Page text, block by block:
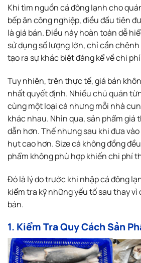
Khi tìm nguồn cá đông lạnh cho
bếp ăn công nghiệp, điều đầu tiên
là giá bán. Điều này hoàn toàn dễ
sử dụng số lượng lớn, chỉ cần
tạo ra sự khác biệt đáng kể về chi
Tuy nhiên, trên thực tế, giá bán
nhất quyết định. Nhiều chủ quán
cùng một loại cá nhưng mỗi nhà
khác nhau. Nhìn qua, sản phẩm giá
dẫn hơn. Thế nhưng sau khi đưa
hụt cao hơn. Size cá không đồng
phẩm không phù hợp khiến chi phí
Đó là lý do trước khi nhập cá đông
kiểm tra kỹ những yếu tố sau thay
bán.
1. Kiểm Tra Quy Cách Sản